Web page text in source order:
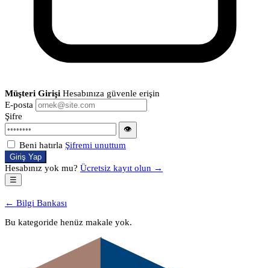
Müşteri Girişi Hesabınıza güvenle erişin
E-posta
Şifre
👁
Beni hatırla Şifremi unuttum
Giriş Yap
Hesabınız yok mu? Ücretsiz kayıt olun →
☰
← Bilgi Bankası
Bu kategoride henüz makale yok.